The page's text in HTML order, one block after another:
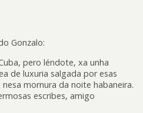
Gonzalo:
pero léndote, xa unha
de luxuria salgada por esas
mornura da noite habaneira.
escribes, amigo